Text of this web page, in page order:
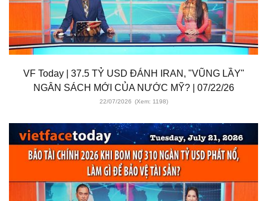
VF Today | 37.5 TỶ USD ĐÁNH IRAN, "VŨNG LẦY"
NGÂN SÁCH MỚI CỦA NƯỚC MỸ? | 07/22/26
22/07/2026 (Xem: 1198)